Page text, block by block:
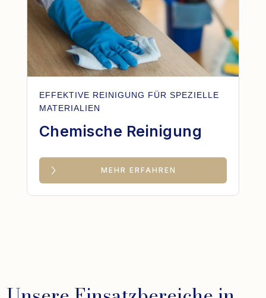
EFFEKTIVE REINIGUNG FÜR SPEZIELLE
MATERIALIEN
Chemische Reinigung
MEHR ERFAHREN